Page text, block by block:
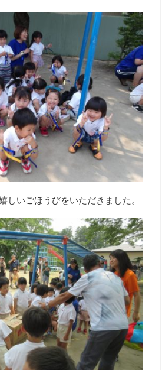
いごほうびをいただきました。